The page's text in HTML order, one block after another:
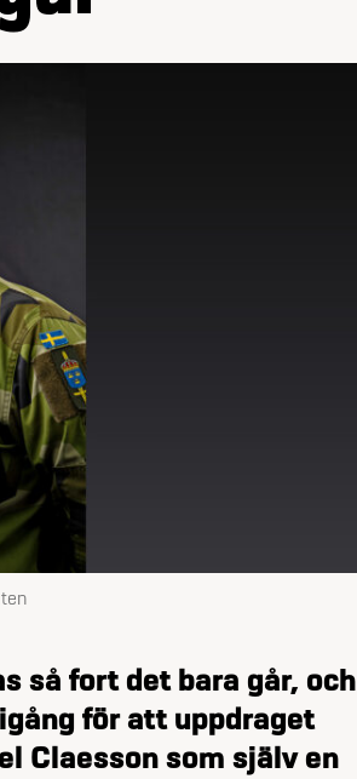
så fort det bara går, och
för att uppdraget
Claesson som själv en